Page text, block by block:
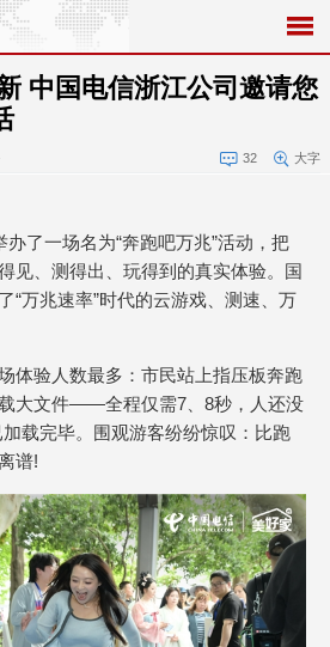
中国电信浙江公司邀请您
32 大字
了一场名为“奔跑吧万兆”活动，把
见、测得出、玩得到的真实体验。国
“万兆速率”时代的云游戏、测速、万
体验人数最多：市民站上指压板奔跑
大文件——全程仅需7、8秒，人还没
载完毕。围观游客纷纷惊叹：比跑
谱!